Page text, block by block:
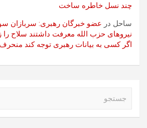
چند نسل خاطره ساخت
ساحل در عضو خبرگان رهبری: سربازان
نیروهای حزب الله معرفت داشتند سلاح
اگر کسی به بیانات رهبری توجه کند